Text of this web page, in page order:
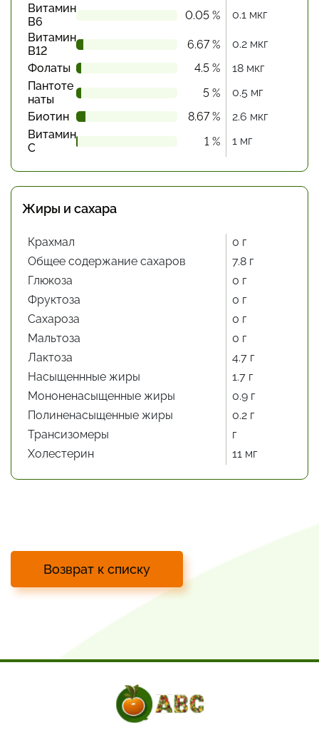
Витамин
В6
0.05 %
0.1 мкг
Витамин
В12
6.67 %
0.2 мкг
Фолаты
4.5 %
18 мкг
Пантоте
наты
5 %
0.5 мг
Биотин
8.67 %
2.6 мкг
Витамин
С
1 % 1 мг
Жиры и сахара
Крахмал
0 г
Общее содержание сахаров
7.8 г
Глюкоза
0 г
Фруктоза
0 г
Сахароза
0 г
Мальтоза
0 г
Лактоза
4.7 г
Насыщеннные жиры
1.7 г
Мононенасыщенные жиры
0.9 г
Полиненасыщенные жиры
0.2 г
Трансизомеры
г
Холестерин
11 мг
Возврат к списку